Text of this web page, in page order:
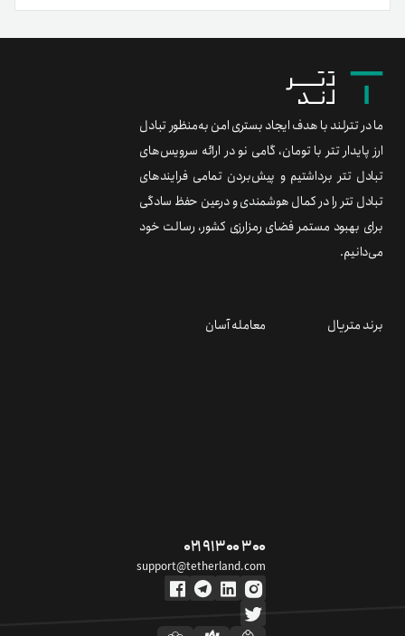
ما در تترلند با هدف ایجاد بستری امن به‌منظور تبادل
ارز پایدار تتر با تومان، گامی نو در ارائه سرویس‌های
تبادل تتر برداشتیم و پیش‌بردن تمامی فرایندهای
تبادل تتر را در کمال هوشمندی و درعین حفظ سادگی
برای بهبود مستمر فضای رمزارزی کشور، رسالت خود
می‌دانیم.
برند متریال معامله آسان
۰۲۱ ۹۱ ۳۰۰ ۳۰۰
support@tetherland.com